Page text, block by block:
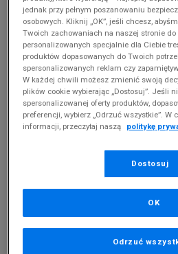
TIMBERLAND HAZEL LOW LACE
Produkt pochodzi z końcówek
sezonów lub z ekspozycji. Szczegóły.
549,99 zł cena rekomendowana przez
439,99 zł
Wybierz rozmiar
jednak przy pełnym poszanowaniu
osobowych. Kliknij „OK”, jeśli chcesz,
Twoich zachowaniach na naszej stronie do
personalizowanych specjalnie dla Ciebie
produktów dopasowanych do Twoich
spersonalizowanych reklam czy
W każdej chwili możesz zmienić swoją
plików cookie wybierając „Dostosuj”. Jeśli
spersonalizowanej oferty produktów,
preferencji, wybierz „Odrzuć wszystkie”. W
informacji, przeczytaj naszą
politykę
Dostosuj
Odrzuć
OK